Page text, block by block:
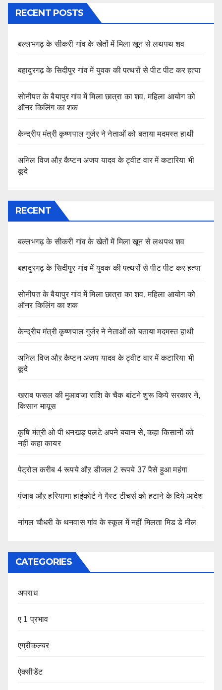
RECENT POSTS
बल्लभगढ़ के सीकरी गांव के खेतों में मिला खून से लथपथ शव
बहादुरगढ़ के सिदीपुर गांव में युवक की पत्थरों से पीट पीट कर हत्या
सोनीपत के बैयापुर गांव में मिला छात्रा का शव, महिला आयोग को
ऑनर किलिंग का शक
केन्द्रीय मंत्री कृष्णपाल गुर्जर ने नेताओं को बताया मदमस्त हाथी
अनिल विज औऱ कैप्टन अजय यादव के ट्वीट वार में कटारिया भी
कूदे
RECENT
बल्लभगढ़ के सीकरी गांव के खेतों में मिला खून से लथपथ शव
बहादुरगढ़ के सिदीपुर गांव में युवक की पत्थरों से पीट पीट कर हत्या
सोनीपत के बैयापुर गांव में मिला छात्रा का शव, महिला आयोग को
ऑनर किलिंग का शक
केन्द्रीय मंत्री कृष्णपाल गुर्जर ने नेताओं को बताया मदमस्त हाथी
अनिल विज औऱ कैप्टन अजय यादव के ट्वीट वार में कटारिया भी
कूदे
खराब फसल की मुआवजा राशि के चैक बांटने शुरू किये सरकार ने,
किसान मायूस
कृषि मंत्री ओ पी धनखड़ पलटे अपने बयान से, कहा किसानों को
नहीं कहा कायर
पेट्रोल करीब 4 रूपये औऱ डीजल 2 रूपये 37 पैसे हुआ महंगा
पंजाब औऱ हरियाणा हाईकोर्ट ने गैस्ट टीचर्स को हटाने के दिये आदेश
नांगल चौधरी के थनवास गांव के स्कूल में नहीं मिलता मिड डे मील
CATEGORIES
अपराध
ए 1 प्रभाव
एग्रीकल्चर
ऐक्सीडेंट